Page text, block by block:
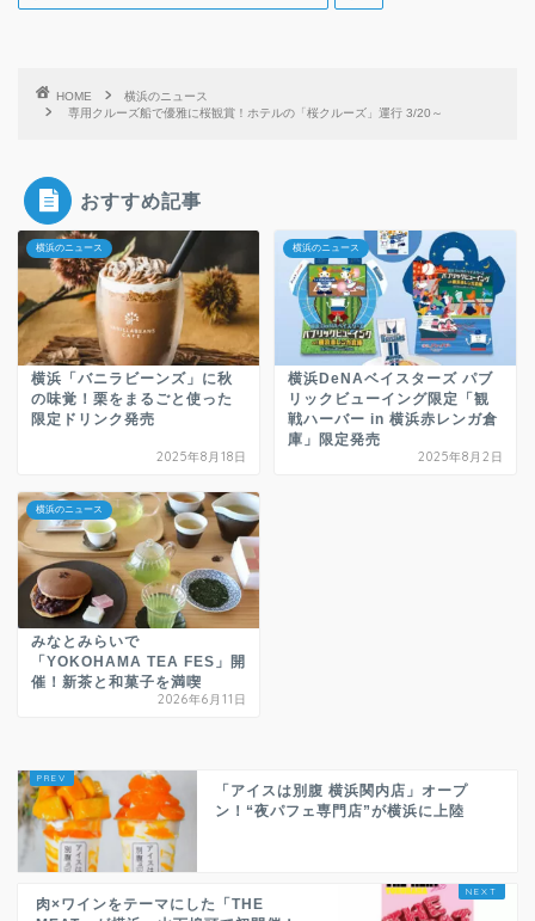
HOME
横浜のニュース
専用クルーズ船で優雅に桜観賞！ホテルの「桜クルーズ」運行 3/20～
おすすめ記事
横浜のニュース
横浜「バニラビーンズ」に秋
の味覚！栗をまるごと使った
限定ドリンク発売
2025年8月18日
横浜のニュース
横浜DeNAベイスターズ パブ
リックビューイング限定「観
戦ハーバー in 横浜赤レンガ倉
庫」限定発売
2025年8月2日
横浜のニュース
みなとみらいで
「YOKOHAMA TEA FES」開
催！新茶と和菓子を満喫
2026年6月11日
「アイスは別腹 横浜関内店」オープ
ン！“夜パフェ専門店”が横浜に上陸
肉×ワインをテーマにした「THE